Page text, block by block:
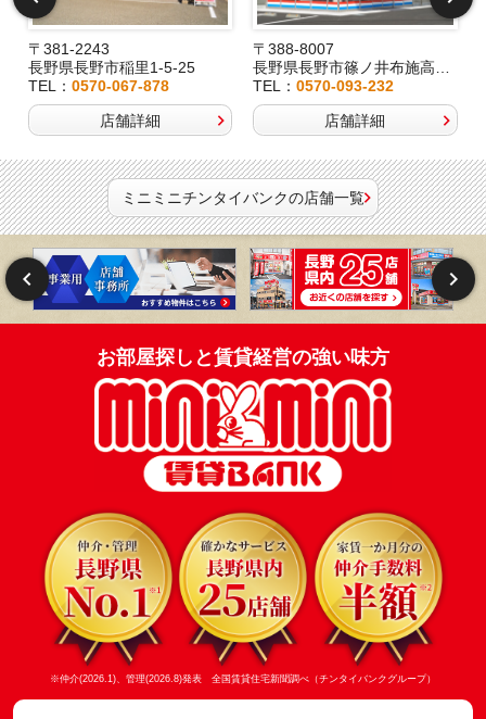
〒381-2243
長野県長野市稲里1-5-25
TEL：0570-067-878
店舗詳細
〒388-8007
長野県長野市篠ノ井布施高田407-8
TEL：0570-093-232
店舗詳細
ミニミニチンタイバンクの店舗一覧
お部屋探しと賃貸経営の強い味方
※仲介(2026.1)、管理(2026.8)発表 全国賃貸住宅新聞調べ（チンタイバンクグループ）